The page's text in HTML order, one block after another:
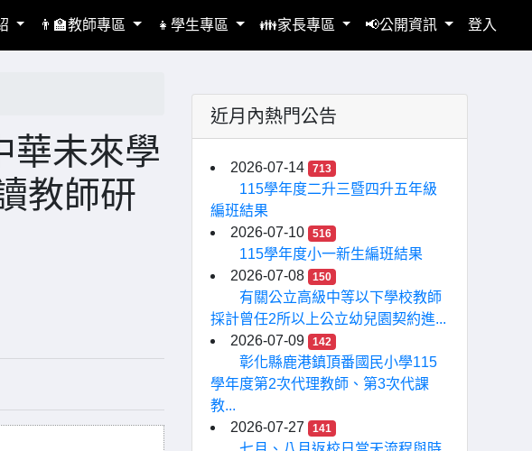
👨‍🏫教師專區 👧學生專區 👪家長專區 📢公開資訊 登入
華未來學
教師研
近月內熱門公告
2026-07-14 713
115學年度二升三暨四升五年級
編班結果
2026-07-10
516
115學年度小一新生編班結果
2026-07-08
150
有關公立高級中等以下學校教師
採計曾任2所以上公立幼兒園契約進...
2026-07-09
142
彰化縣鹿港鎮頂番國民小學115
學年度第2次代理教師、第3次代課
教...
2026-07-27
141